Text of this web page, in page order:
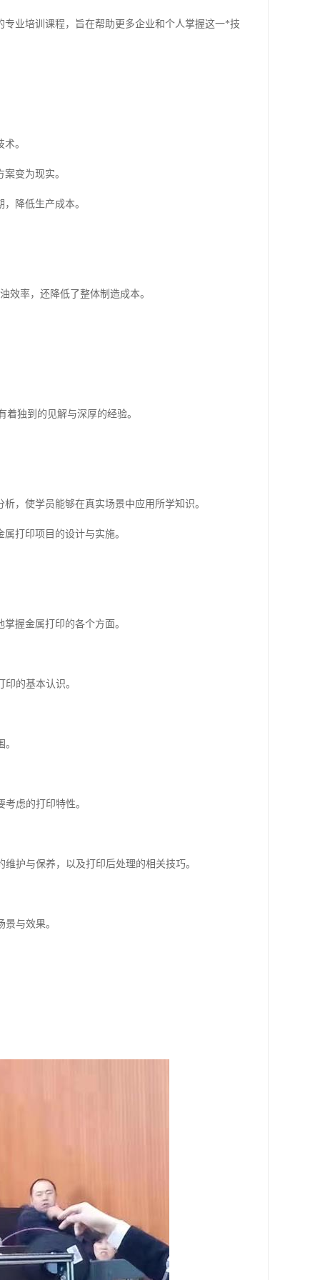
业培训课程，旨在帮助更多企业和个人掌握这一*技
。
变为现实。
降低生产成本。
效率，还降低了整体制造成本。
独到的见解与深厚的经验。
，使学员能够在真实场景中应用所学知识。
打印项目的设计与实施。
握金属打印的各个方面。
的基本认识。
虑的打印特性。
护与保养，以及打印后处理的相关技巧。
与效果。